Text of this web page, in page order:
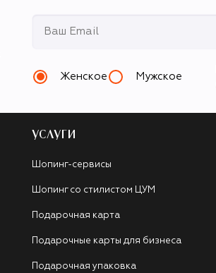
Женское Мужское
УСЛУГИ
Шопинг-сервисы
Шопинг со стилистом ЦУМ
Подарочная карта
Подарочные карты для бизнеса
Подарочная упаковка